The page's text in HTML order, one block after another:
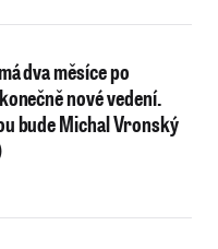
dva měsíce po
nové vedení.
bude Michal Vronský